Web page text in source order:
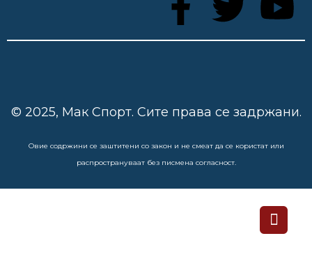
© 2025, Мак Спорт. Сите права се задржани.
Овие содржини се заштитени со закон и не смеат да се користат или
распространуваат без писмена согласност.